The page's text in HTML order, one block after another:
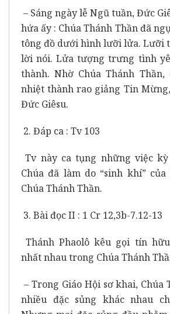
– Sáng ngày lễ Ngũ tuần, Đức
hứa ấy : Chúa Thánh Thần đã
tông đồ dưới hình lưỡi lửa. Lưỡi
lời nói. Lửa tượng trưng tình
thành. Nhờ Chúa Thánh
nhiệt thành rao giảng Tin
Đức Giêsu.
2. Đáp ca : Tv 103
Tv này ca tụng những việc
Chúa đã làm do “sinh khí”
Chúa Thánh Thần.
3. Bài đọc II : 1 Cr 12,3b-7.12-13
Thánh Phaolô kêu gọi tín
nhất nhau trong Chúa Thánh
– Trong Giáo Hội sơ khai, Chúa
nhiều đặc sủng khác nhau